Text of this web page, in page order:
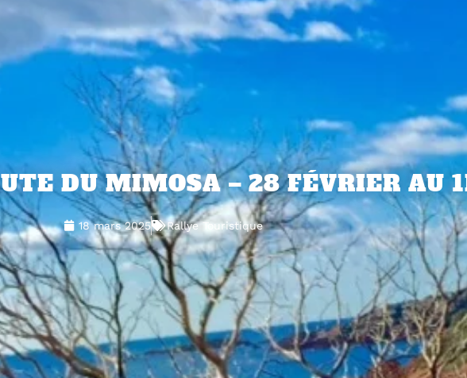
DU MIMOSA – 28 FÉVRIER AU
18 mars 2025 Rallye Touristique